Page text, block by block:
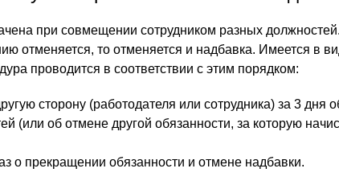
при совмещении сотрудником разных
отменяется, то отменяется и надбавка. Имеется в
проводится в соответствии с этим порядком:
сторону (работодателя или сотрудника) за 3 дня
(или об отмене другой обязанности, за которую
о прекращении обязанности и отмене надбавки.